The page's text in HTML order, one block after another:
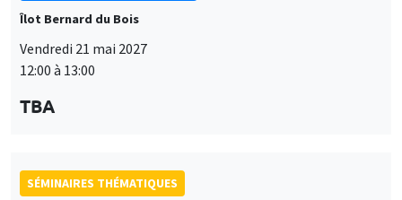
Îlot Bernard du Bois
Vendredi 21 mai 2027
12:00 à 13:00
TBA
SÉMINAIRES THÉMATIQUES